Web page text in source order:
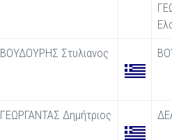
ΒΟΥΔΟΥΡΗΣ Στυλιανος
ΓΕΩΡΓΑΝΤΑΣ Δημήτριος